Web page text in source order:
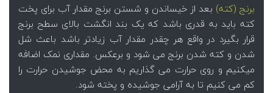
برنج (کته) بعد از خیساندن و شستن برنج مقدار آب برای پخت
کته باید به قدری باشد که یک بند انگشت بالای سطح برنج
قرار بگیرد در واقع هر چقدر مقدار آب زیادتر باشد باعث شل
شدن و کته شدن برنج می شود و برعکس. مقداری نمک اضافه
میکنیم و روی حرارت می گذاریم به محض جوشیدن حرارت را
کم می کنیم تا به آرامی جوشیده و پخته شود.